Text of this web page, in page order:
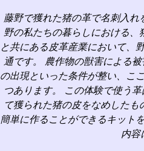
藤野で獲れた猪の革で名刺入
野の私たちの暮らしにおける
と共にある皮革産業において、
通です。 農作物の獣害による
の出現といった条件が整い、こ
つあります。 この体験で使う
て獲られた猪の皮をなめした
簡単に作ることができるキット
内容